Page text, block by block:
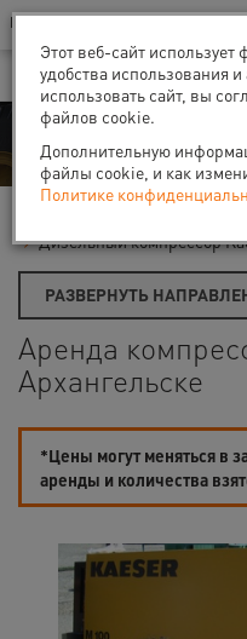
Ваш город:Архангельск
В Вашем регионе нет наших офисов
Аренда
Дизельный компрессор
РАЗВЕРНУТЬ
Аренда
Архангельске
*Цены могут меняться в
аренды и количества
Этот веб-сайт
удобства использования
использовать сайт, вы
файлов cookie.
Дополнительную
файлы cookie, и как
Политике